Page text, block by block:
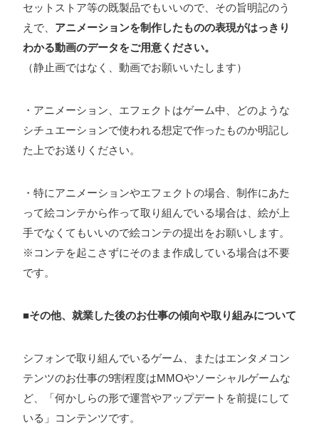
セットストア等の既製品でもいいので、その旨明記のう
えで、 アニメーションを制作したものの表現がはっきり
わかる動画のデータをご用意ください。
（静止画ではなく、動画でお願いいたします）
・アニメーション、エフェクトはゲーム中、どのような
シチュエーションで使われる想定で作ったものか明記し
た上でお送りください。
・特にアニメーションやエフェクトの場合、制作にあた
って絵コンテから作って取り組んでいる場合は、絵が上
手でなくてもいいので絵コンテの提出をお願いします。
※コンテを起こさずにそのまま作成している場合は不要
です。
■その他、就業した後のお仕事の傾向や取り組みについて
シフォンで取り組んでいるゲーム、またはエンタメコン
テンツのお仕事の9割程度はMMOやソーシャルゲームな
ど、「何かしらの形で運営やアップデートを前提にして
いる」コンテンツです。